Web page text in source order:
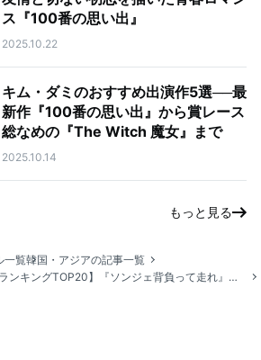
ス『100番の思い出』
2025.10.22
キム・ダミのおすすめ出演作5選──最
新作『100番の思い出』から賞レース
総なめの『The Witch 魔女』まで
2025.10.14
もっと見る
一覧韓国・アジアの記事一覧
【4月韓国・アジアドラマランキングTOP20】『ソンジェ背負って走れ』が初登場1位！